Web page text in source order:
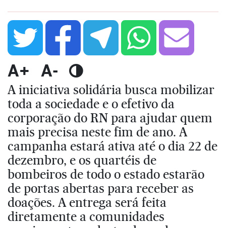
A+ A-
A iniciativa solidária busca mobilizar
toda a sociedade e o efetivo da
corporação do RN para ajudar quem
mais precisa neste fim de ano. A
campanha estará ativa até o dia 22 de
dezembro, e os quartéis de
bombeiros de todo o estado estarão
de portas abertas para receber as
doações. A entrega será feita
diretamente a comunidades